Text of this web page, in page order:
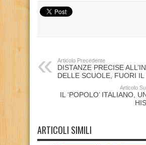
Articolo Precedente
DISTANZE PRECISE
DELLE SCUOLE, FUORI IL
Articolo
IL ‘POPOLO’ ITALIANO,
ARTICOLI SIMILI